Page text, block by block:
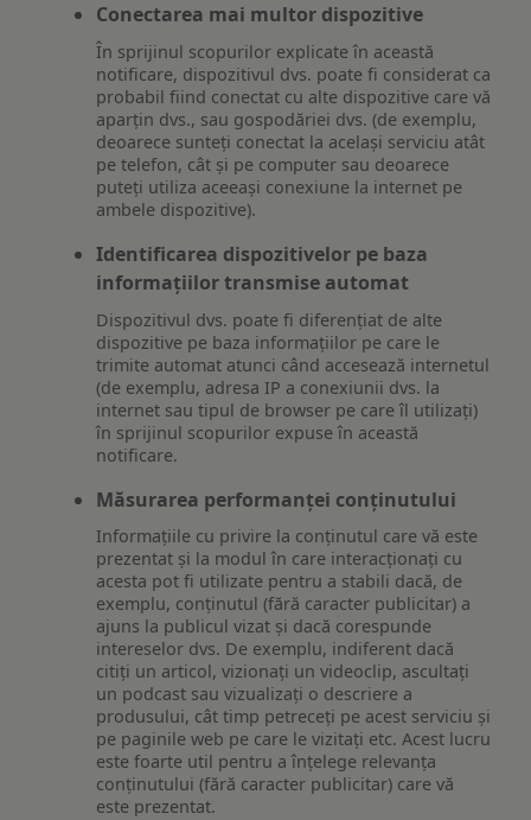
Conectarea mai multor dispozitive
În sprijinul scopurilor explicate în această
notificare, dispozitivul dvs. poate fi considerat ca
probabil fiind conectat cu alte dispozitive care vă
aparțin dvs., sau gospodăriei dvs. (de exemplu,
deoarece sunteți conectat la același serviciu atât
pe telefon, cât și pe computer sau deoarece
puteți utiliza aceeași conexiune la internet pe
ambele dispozitive).
Identificarea dispozitivelor pe baza
informațiilor transmise automat
Dispozitivul dvs. poate fi diferențiat de alte
dispozitive pe baza informațiilor pe care le
trimite automat atunci când accesează internetul
(de exemplu, adresa IP a conexiunii dvs. la
internet sau tipul de browser pe care îl utilizați)
în sprijinul scopurilor expuse în această
notificare.
Măsurarea performanței conținutului
Informațiile cu privire la conținutul care vă este
prezentat și la modul în care interacționați cu
acesta pot fi utilizate pentru a stabili dacă, de
exemplu, conținutul (fără caracter publicitar) a
ajuns la publicul vizat și dacă corespunde
intereselor dvs. De exemplu, indiferent dacă
citiți un articol, vizionați un videoclip, ascultați
un podcast sau vizualizați o descriere a
produsului, cât timp petreceți pe acest serviciu și
pe paginile web pe care le vizitați etc. Acest lucru
este foarte util pentru a înțelege relevanța
conținutului (fără caracter publicitar) care vă
este prezentat.